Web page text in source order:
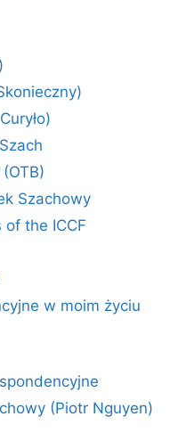
Szachowy
the ICCF
w moim życiu
(Piotr Nguyen)